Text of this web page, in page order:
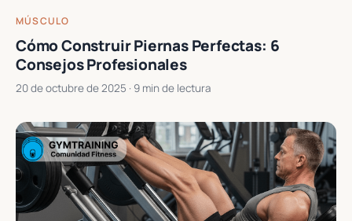
MÚSCULO
Cómo Construir Piernas Perfectas: 6
Consejos Profesionales
20 de octubre de 2025 · 9 min de lectura